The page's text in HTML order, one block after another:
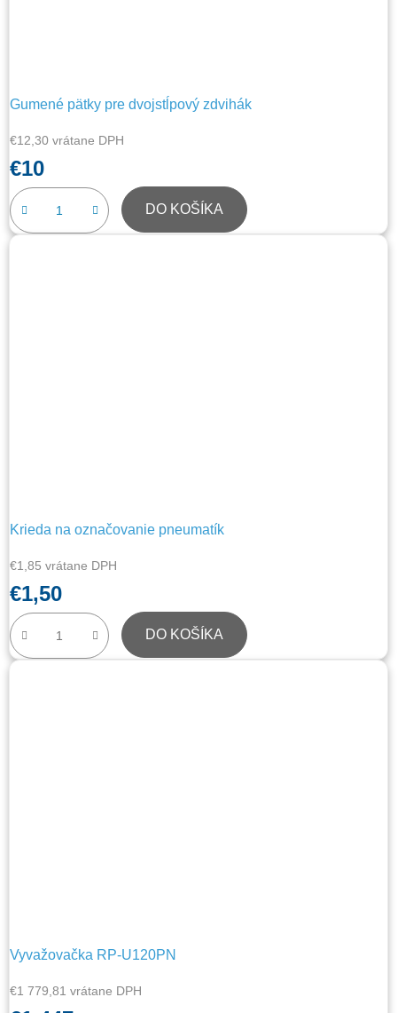
Gumené pätky pre dvojstĺpový zdvihák
€12,30 vrátane DPH
€10
DO KOŠÍKA
Krieda na označovanie pneumatík
€1,85 vrátane DPH
€1,50
DO KOŠÍKA
Vyvažovačka RP-U120PN
€1 779,81 vrátane DPH